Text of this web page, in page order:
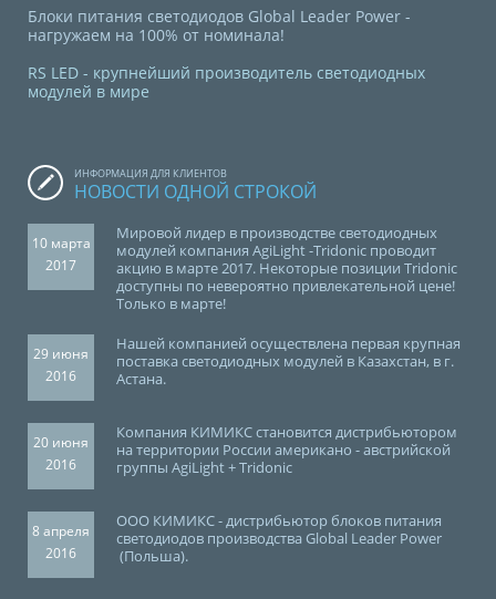
Блоки питания светодиодов Global Leader Power -
нагружаем на 100% от номинала!
RS LED - крупнейший производитель светодиодных
модулей в мире
ИНФОРМАЦИЯ ДЛЯ КЛИЕНТОВ
НОВОСТИ ОДНОЙ СТРОКОЙ
10 марта
2017
Мировой лидер в производстве светодиодных
модулей компания AgiLight -Tridonic проводит
акцию в марте 2017. Некоторые позиции Tridonic
доступны по невероятно привлекательной цене!
Только в марте!
29 июня
2016
Нашей компанией осуществлена первая крупная
поставка светодиодных модулей в Казахстан, в г.
Астана.
20 июня
2016
Компания КИМИКС становится дистрибьютором
на территории России американо - австрийской
группы AgiLight + Tridonic
8 апреля
2016
ООО КИМИКС - дистрибьютор блоков питания
светодиодов производства Global Leader Power
(Польша).